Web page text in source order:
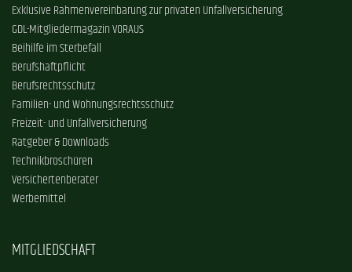
Exklusive Rahmenvereinbarung zur privaten Unfallversicherung
GDL-Mitgliedermagazin VORAUS
Beihilfe im Sterbefall
Berufshaftpflicht
Berufsrechtsschutz
Familien- und Wohnungsrechtsschutz
Freizeit- und Unfallversicherung
Ratgeber & Downloads
Technikbroschüren
Versichertenberater
Werbemittel
MITGLIEDSCHAFT